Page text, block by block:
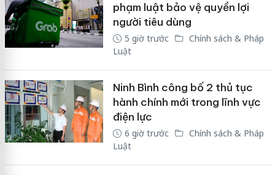
phạm luật bảo vệ quyền lợi
người tiêu dùng
5 giờ trước
Chính sách & Pháp
Luật
Ninh Bình công bố 2 thủ tục
hành chính mới trong lĩnh vực
điện lực
6 giờ trước
Chính sách & Pháp
Luật